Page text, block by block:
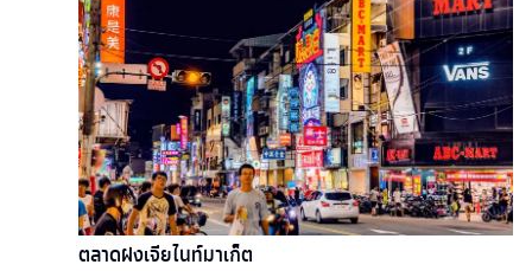
ตลาดฝงเจียไนท์มาเก็ต